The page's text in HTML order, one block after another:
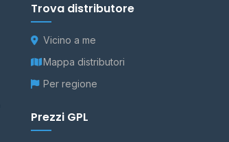
Trova distributore
Vicino a me
Mappa distributori
Per regione
Prezzi GPL